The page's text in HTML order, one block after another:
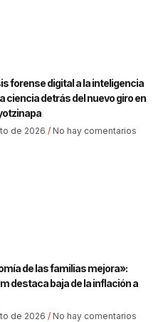
forense digital a la inteligencia
ciencia detrás del nuevo giro en
de 2026 No hay comentarios
de las familias mejora»:
destaca baja de la inflación a
de 2026 No hay comentarios